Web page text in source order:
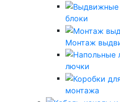
блоки
Монтаж
лючки
монтажа